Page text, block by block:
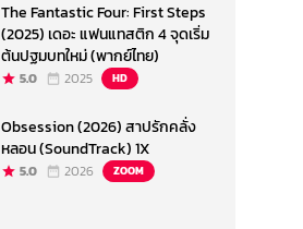
The Fantastic Four: First Steps
(2025) เดอะ แฟนแทสติก 4 จุดเริ่ม
ต้นปฐมบทใหม่ (พากย์ไทย)
5.0 2025 HD
Obsession (2026) สาปรักคลั่ง
หลอน (SoundTrack) 1X
5.0 2026 ZOOM